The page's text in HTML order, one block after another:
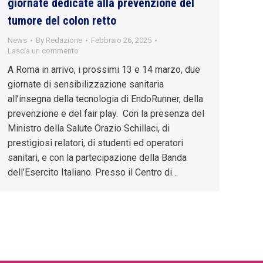
tumore del colon retto
News By Redazione
Febbraio 26, 2025
Lascia un commento
A Roma in arrivo, i prossimi 13 e 14 marzo, due
giornate di sensibilizzazione sanitaria
all’insegna della tecnologia di EndoRunner, della
prevenzione e del fair play. Con la presenza del
Ministro della Salute Orazio Schillaci, di
prestigiosi relatori, di studenti ed operatori
sanitari, e con la partecipazione della Banda
dell’Esercito Italiano. Presso il Centro di…